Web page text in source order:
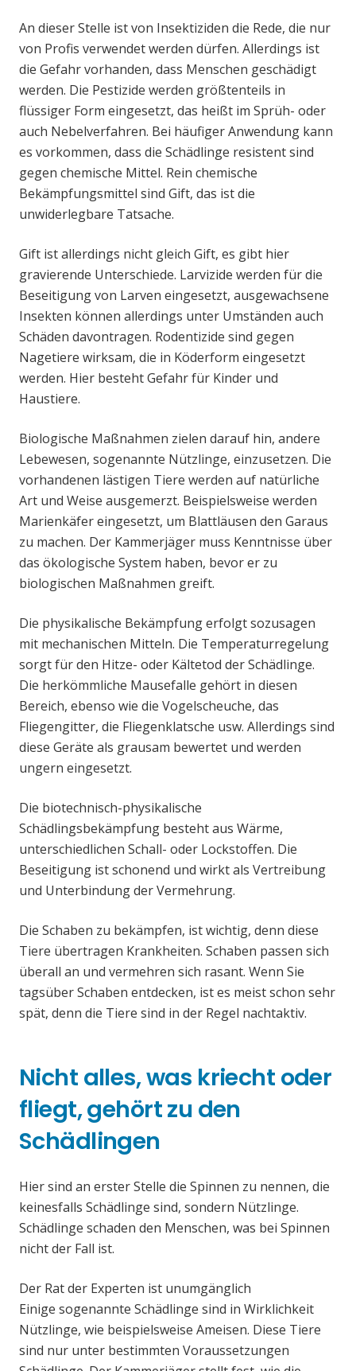
An dieser Stelle ist von Insektiziden die Rede, die nur
von Profis verwendet werden dürfen. Allerdings ist
die Gefahr vorhanden, dass Menschen geschädigt
werden. Die Pestizide werden größtenteils in
flüssiger Form eingesetzt, das heißt im Sprüh- oder
auch Nebelverfahren. Bei häufiger Anwendung kann
es vorkommen, dass die Schädlinge resistent sind
gegen chemische Mittel. Rein chemische
Bekämpfungsmittel sind Gift, das ist die
unwiderlegbare Tatsache.
Gift ist allerdings nicht gleich Gift, es gibt hier
gravierende Unterschiede. Larvizide werden für die
Beseitigung von Larven eingesetzt, ausgewachsene
Insekten können allerdings unter Umständen auch
Schäden davontragen. Rodentizide sind gegen
Nagetiere wirksam, die in Köderform eingesetzt
werden. Hier besteht Gefahr für Kinder und
Haustiere.
Biologische Maßnahmen zielen darauf hin, andere
Lebewesen, sogenannte Nützlinge, einzusetzen. Die
vorhandenen lästigen Tiere werden auf natürliche
Art und Weise ausgemerzt. Beispielsweise werden
Marienkäfer eingesetzt, um Blattläusen den Garaus
zu machen. Der Kammerjäger muss Kenntnisse über
das ökologische System haben, bevor er zu
biologischen Maßnahmen greift.
Die physikalische Bekämpfung erfolgt sozusagen
mit mechanischen Mitteln. Die Temperaturregelung
sorgt für den Hitze- oder Kältetod der Schädlinge.
Die herkömmliche Mausefalle gehört in diesen
Bereich, ebenso wie die Vogelscheuche, das
Fliegengitter, die Fliegenklatsche usw. Allerdings sind
diese Geräte als grausam bewertet und werden
ungern eingesetzt.
Die biotechnisch-physikalische
Schädlingsbekämpfung besteht aus Wärme,
unterschiedlichen Schall- oder Lockstoffen. Die
Beseitigung ist schonend und wirkt als Vertreibung
und Unterbindung der Vermehrung.
Die Schaben zu bekämpfen, ist wichtig, denn diese
Tiere übertragen Krankheiten. Schaben passen sich
überall an und vermehren sich rasant. Wenn Sie
tagsüber Schaben entdecken, ist es meist schon sehr
spät, denn die Tiere sind in der Regel nachtaktiv.
Nicht alles, was kriecht oder
fliegt, gehört zu den
Schädlingen
Hier sind an erster Stelle die Spinnen zu nennen, die
keinesfalls Schädlinge sind, sondern Nützlinge.
Schädlinge schaden den Menschen, was bei Spinnen
nicht der Fall ist.
Der Rat der Experten ist unumgänglich
Einige sogenannte Schädlinge sind in Wirklichkeit
Nützlinge, wie beispielsweise Ameisen. Diese Tiere
sind nur unter bestimmten Voraussetzungen